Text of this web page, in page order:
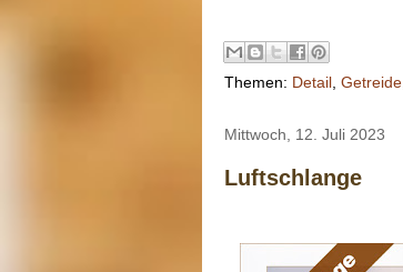
Themen: Detail Getreide
Mittwoch, 12. Juli 2023
Luftschlange